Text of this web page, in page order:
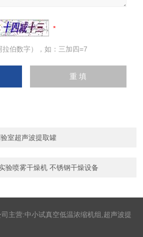
伯数字），如：三加四=7
室超声波提取罐
验喷雾干燥机 不锈钢干燥设备
司主营:中小试真空低温浓缩机组,超声波提